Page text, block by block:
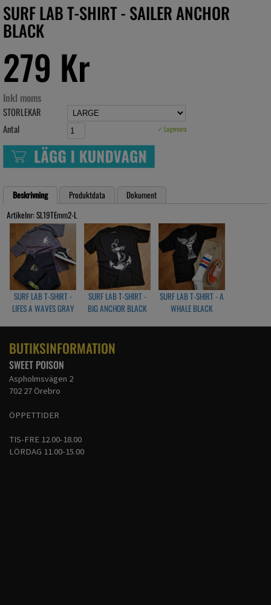
SURF LAB T-SHIRT - SAILER ANCHOR
BLACK
279 Kr
Inkl moms
STORLEKAR
Antal
✓ Lagervara
Beskrivning Produktdata
Dokument
Artikelnr: SL19TEmm2-L
SURF LAB T-SHIRT -
LIFES A WAVES GRAY
SURF LAB T-SHIRT -
BIG ANCHOR BLACK
SURF LAB T-SHIRT - A
WHALE BLACK
BUTIKSINFORMATION
SWEET POISON
Aspholmsvägen 2
702 27 Örebro
ÖPPETTIDER
TIS-FRE 12.00-18.00
LÖRDAG 11.00-15.00